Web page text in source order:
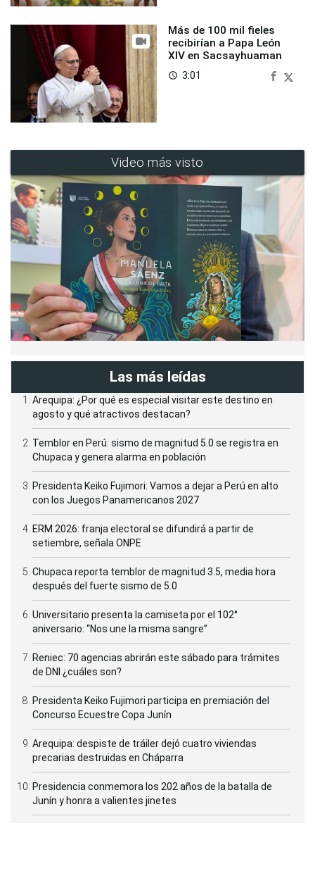
Más de 100 mil fieles
recibirían a Papa León
XIV en Sacsayhuaman
access_time 3:01
Video más visto
Las más leídas
Arequipa: ¿Por qué es especial visitar este destino en
agosto y qué atractivos destacan?
Temblor en Perú: sismo de magnitud 5.0 se registra en
Chupaca y genera alarma en población
Presidenta Keiko Fujimori: Vamos a dejar a Perú en alto
con los Juegos Panamericanos 2027
ERM 2026: franja electoral se difundirá a partir de
setiembre, señala ONPE
Chupaca reporta temblor de magnitud 3.5, media hora
después del fuerte sismo de 5.0
Universitario presenta la camiseta por el 102°
aniversario: “Nos une la misma sangre”
Reniec: 70 agencias abrirán este sábado para trámites
de DNI ¿cuáles son?
Presidenta Keiko Fujimori participa en premiación del
Concurso Ecuestre Copa Junín
Arequipa: despiste de tráiler dejó cuatro viviendas
precarias destruidas en Cháparra
Presidencia conmemora los 202 años de la batalla de
Junín y honra a valientes jinetes